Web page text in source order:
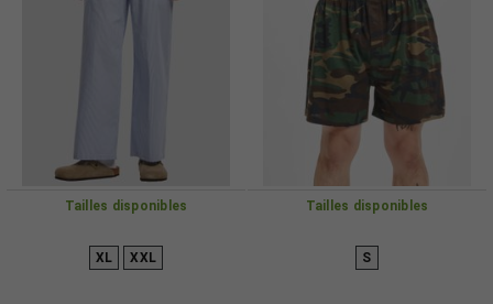
Tailles disponibles
XL XXL
Tailles disponibles
S